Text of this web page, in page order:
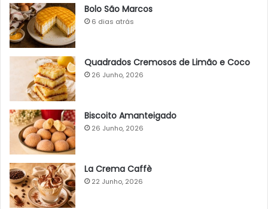
Bolo São Marcos
6 dias atrás
Quadrados Cremosos de Limão e Coco
26 Junho, 2026
Biscoito Amanteigado
26 Junho, 2026
La Crema Caffè
22 Junho, 2026